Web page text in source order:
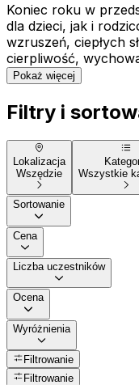
Koniec roku w
dla dzieci, jak i
wzruszeń, ciepłych
cierpliwość,
Pokaż więcej
Filtry i
Lokalizacja
Wszędzie
Wszystkie
Sortowanie
Cena
Liczba uczestników
Ocena
Wyróżnienia
Filtrowanie
Filtrowanie